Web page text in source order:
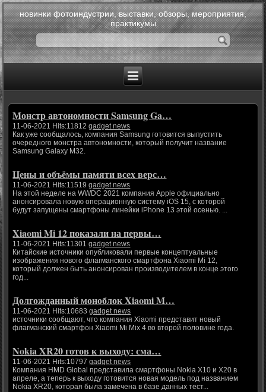
новинки фотоиндустрии, выставки, обзоры, мероприятия,
практикумы
Монстр автономности Samsung Ga…
11-06-2021 Hits:11812gadget news
Как уже сообщалось, компания Samsung готовится выпустить
очередного монстра автономности, который получит название
Samsung Galaxy M32.
Цены и объёмы памяти всех верс…
11-06-2021 Hits:11519gadget news
На этой неделе на WWDC 2021 компания Apple официально
анонсировала новую операционную систему iOS 15, с которой
будут запущены смартфоны линейки iPhone 13 этой осенью. ...
Xiaomi Mi 12 показали на первы…
11-06-2021 Hits:11301gadget news
Китайские источники опубликовали первые концептуальные
изображения нового флагманского смартфона Xiaomi Mi 12,
который должен быть анонсирован производителем в конце этого
год...
Долгожданный моноблок Xiaomi M…
11-06-2021 Hits:10683gadget news
источники сообщают, что компания Xiaomi представит новый
флагманский смартфон Xiaomi Mi Mix 4 во второй половине года.
Nokia XR20 готов к выходу: сма…
11-06-2021 Hits:10797gadget news
Компания HMD Global представила смартфоны Nokia X10 и X20 в
апреле, а теперь к выходу готовится новая модель под названием
Nokia XR20, которая была замечена в базе данных тест...